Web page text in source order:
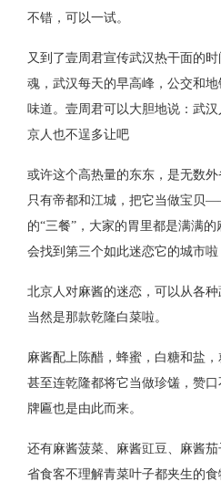
不错，可以一试。
又到了壹周君宣传武汉热干面的
魂，武汉每天的早高峰，公交和
味道。壹周君可以大胆地说：武
京人也不逞多让吧
或许这个高热量的东东，是无数
只有帝都和江城，把它当做宝贝
的“三餐”，大家的胃里都是满满
会找到第三个如此迷恋它的城市啦
北京人对麻酱的迷恋，可以从各
当然是那款乾隆白菜啦。
麻酱配上陈醋，蜂蜜，白糖和盐
甚至连乾隆都将它当做珍馐，赞
牌匾也是由此而来。
还有麻酱菠菜、麻酱豇豆、麻酱
省食客不理解青菜叶子都夹生的食